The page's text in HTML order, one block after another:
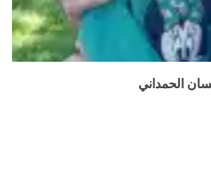
الحمداني